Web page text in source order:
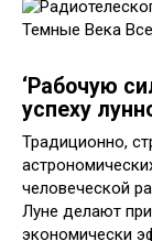
‘Рабочую
успеху
Традиционно,
человеческой
Луне делают
экономически